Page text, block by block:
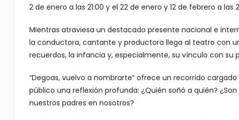
2 de enero a las 21:00 y el 22 de enero y 12 de febrero a las
Mientras atraviesa un destacado presente nacional e
la conductora, cantante y productora llega al teatro con
recuerdos, la infancia y, especialmente, su vínculo con su
“Degoas, vuelvo a nombrarte” ofrece un recorrido
público una reflexión profunda: ¿Quién soñó a quién?
nuestros padres en nosotros?